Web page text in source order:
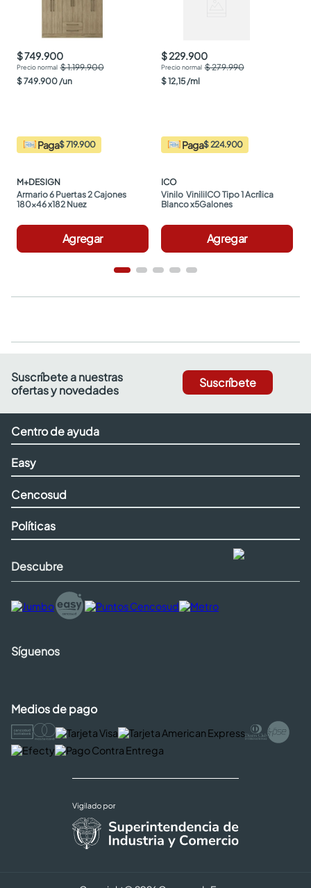
$ 749.900
$ 1.199.900
$749.900 /un
Paga$ 719.900
M+DESIGN
Armario 6 Puertas 2 Cajones
180x46 x182 Nuez
Agregar
$ 229.900
$ 279.990
$12,15 /ml
Paga$ 224.900
ICO
Vinilo  ViniliICO Tipo 1 Acrílica
Blanco x5Galones
Agregar
Suscríbete a nuestras
ofertas y novedades
Suscríbete
Centro de ayuda
Easy
Cencosud
Políticas
Descubre
Síguenos
Medios de pago